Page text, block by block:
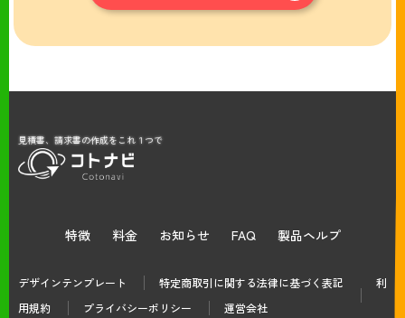
見積書、請求書の作成をこれ１つで
特徴 料金 お知らせ FAQ 製品ヘルプ
デザインテンプレート 特定商取引に関する法律に基づく表記
利
用規約
プライバシーポリシー 運営会社